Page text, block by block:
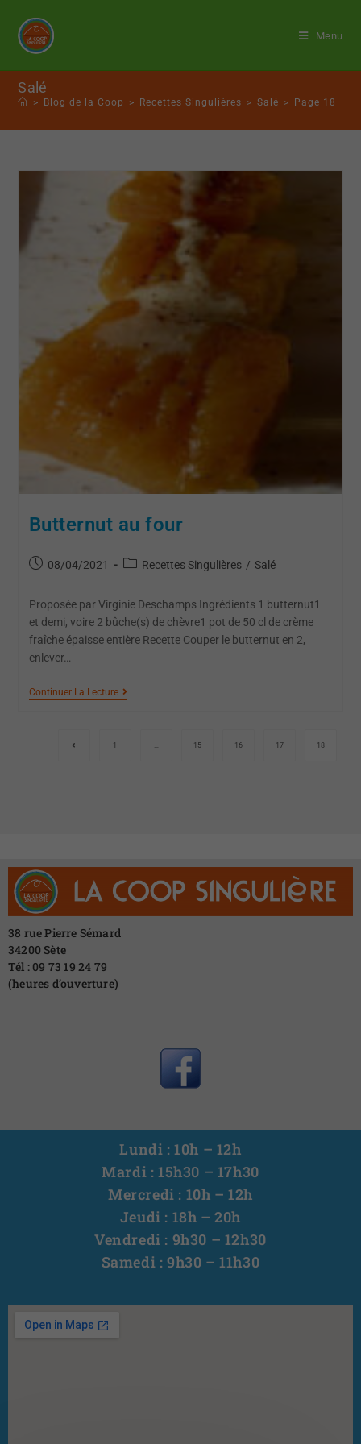
Menu
Salé
> Blog de la Coop > Recettes Singulières > Salé > Page 18
Butternut au four
08/04/2021 Recettes Singulières / Salé
Proposée par Virginie Deschamps Ingrédients 1 butternut1
et demi, voire 2 bûche(s) de chèvre1 pot de 50 cl de crème
fraîche épaisse entière Recette Couper le butternut en 2,
enlever…
Continuer La Lecture
1 … 15 16 17 18
38 rue Pierre Sémard
34200 Sète
Tél : 09 73 19 24 79
(heures d’ouverture)
Lundi : 10h – 12h
Mardi : 15h30 – 17h30
Mercredi : 10h – 12h
Jeudi : 18h – 20h
Vendredi : 9h30 – 12h30
Samedi : 9h30 – 11h30